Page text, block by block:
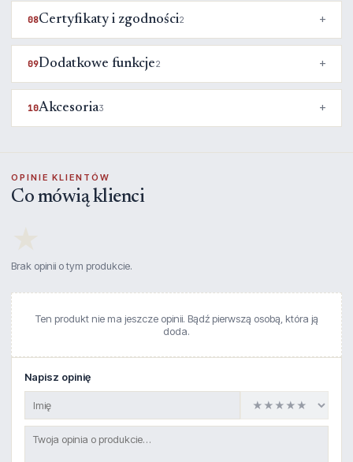
08Certyfikaty i zgodności2
09Dodatkowe funkcje2
10Akcesoria3
OPINIE KLIENTÓW
Co mówią klienci
Brak opinii o tym produkcie.
Ten produkt nie ma jeszcze opinii. Bądź pierwszą osobą, która ją
doda.
Napisz opinię